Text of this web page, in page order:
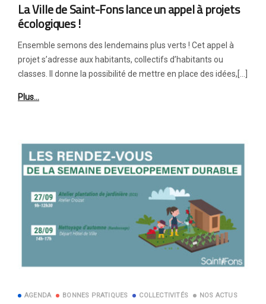
La Ville de Saint-Fons lance un appel à projets
écologiques !
Ensemble semons des lendemains plus verts ! Cet appel à
projet s’adresse aux habitants, collectifs d’habitants ou
classes. Il donne la possibilité de mettre en place des idées,[…]
Plus…
AGENDA BONNES PRATIQUES COLLECTIVITÉS NOS ACTUS